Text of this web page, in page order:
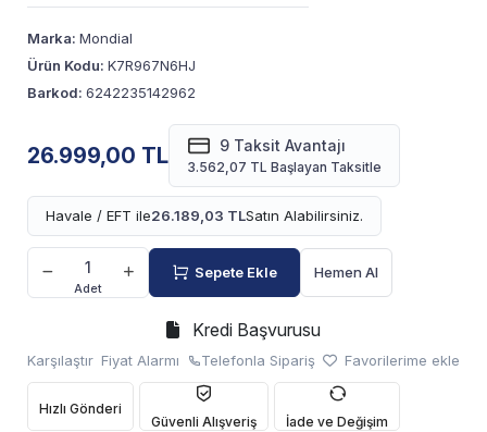
Marka: Mondial
Ürün Kodu: K7R967N6HJ
Barkod: 6242235142962
26.999,00 TL 9 Taksit Avantajı
3.562,07 TL Başlayan Taksitle
Havale / EFT ile26.189,03 TLSatın Alabilirsiniz.
Adet
Sepete Ekle Hemen Al
Kredi Başvurusu
Karşılaştır Fiyat Alarmı Telefonla Sipariş Favorilerime ekle
Hızlı Gönderi
Güvenli Alışveriş
İade ve Değişim